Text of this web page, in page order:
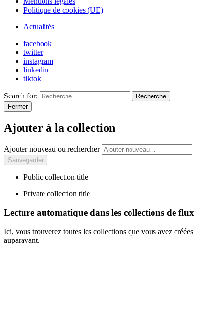
Politique de cookies (UE)
Actualités
facebook
twitter
instagram
linkedin
tiktok
Search for:
Recherche
Fermer
Ajouter à la collection
Ajouter nouveau ou rechercher
Public collection title
Private collection title
Lecture automatique dans les collections de flux
Ici, vous trouverez toutes les collections que vous avez créées
auparavant.